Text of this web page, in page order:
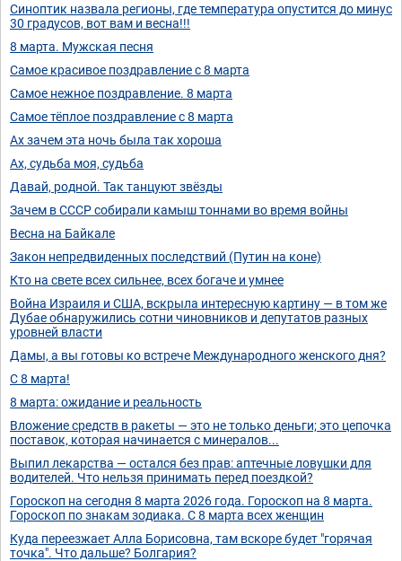
Синоптик назвала регионы, где температура опустится до минус
30 градусов, вот вам и весна!!!
8 марта. Мужская песня
Самое красивое поздравление с 8 марта
Самое нежное поздравление. 8 марта
Самое тёплое поздравление с 8 марта
Ах зачем эта ночь была так хороша
Ах, судьба моя, судьба
Давай, родной. Так танцуют звёзды
Зачем в СССР собирали камыш тоннами во время войны
Весна на Байкале
Закон непредвиденных последствий (Путин на коне)
Кто на свете всех сильнее, всех богаче и умнее
Война Израиля и США, вскрыла интересную картину — в том же
Дубае обнаружились сотни чиновников и депутатов разных
уровней власти
Дамы, а вы готовы ко встрече Международного женского дня?
С 8 марта!
8 марта: ожидание и реальность
Вложение средств в ракеты — это не только деньги; это цепочка
поставок, которая начинается с минералов...
Выпил лекарства — остался без прав: аптечные ловушки для
водителей. Что нельзя принимать перед поездкой?
Гороскоп на сегодня 8 марта 2026 года. Гороскоп на 8 марта.
Гороскоп по знакам зодиака. С 8 марта всех женщин
Куда переезжает Алла Борисовна, там вскоре будет "горячая
точка". Что дальше? Болгария?